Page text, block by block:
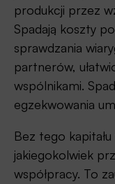
produkcji przez
Spadają koszty
sprawdzania
partnerów,
wspólnikami.
egzekwowania
Bez tego
jakiegokolwiek
współpracy. To